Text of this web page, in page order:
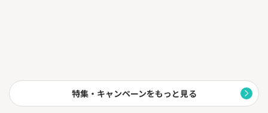
FXブロードネットにしかできない充実の取引環境を提供していま
す。
特集・キャンペーンをもっと見る